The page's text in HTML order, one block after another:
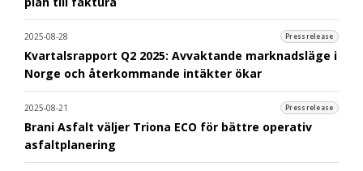
2025-08-28 Pressrelease
Kvartalsrapport Q2 2025: Avvaktande marknadsläge i
Norge och återkommande intäkter ökar
2025-08-21 Pressrelease
Brani Asfalt väljer Triona ECO för bättre operativ
asfaltplanering